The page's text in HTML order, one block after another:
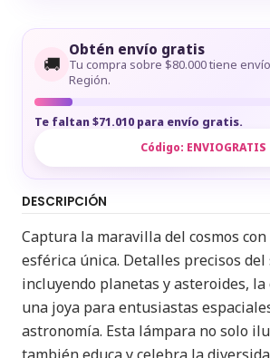
🚚
Obtén envío gratis
Tu compra sobre $80.000 tiene
Región.
Te faltan $71.010 para envío gratis.
Código: ENVIOGRATIS
DESCRIPCIÓN
Captura la maravilla del cosmos
esférica única. Detalles precisos del
incluyendo planetas y asteroides,
una joya para entusiastas
astronomía. Esta lámpara no solo